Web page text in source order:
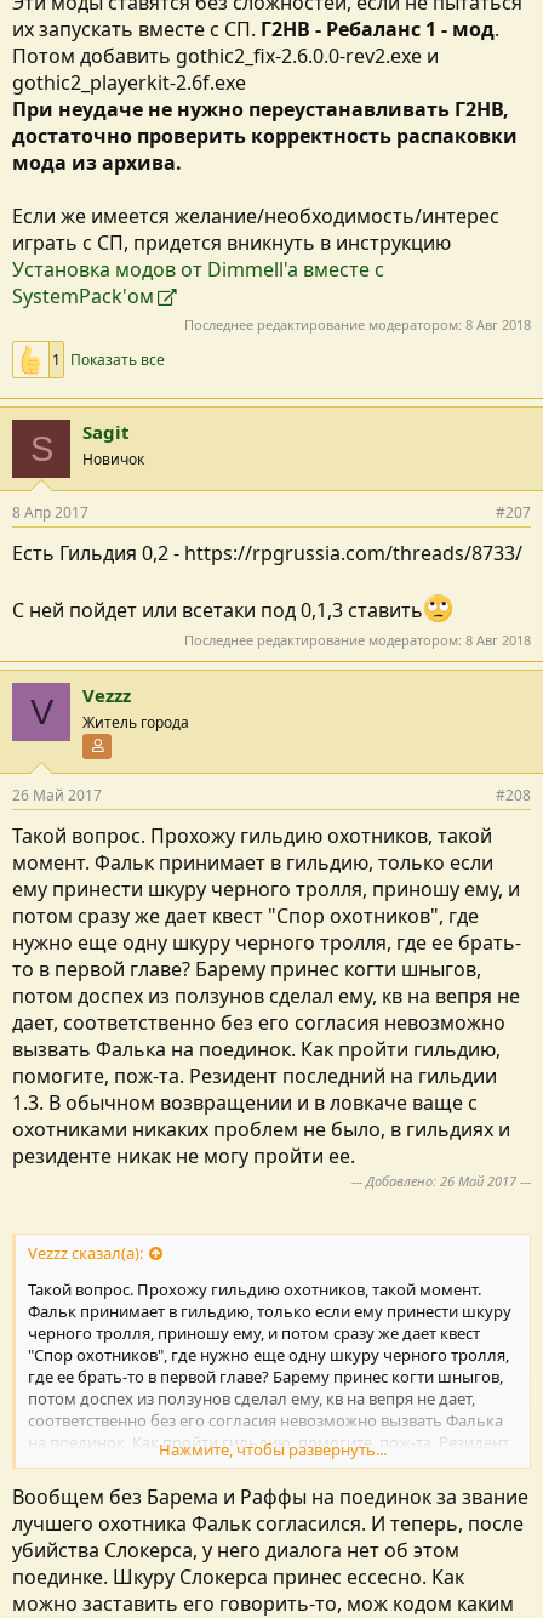
их запускать вместе с СП. Г2НВ - Ребаланс 1 - мод.
Потом добавить gothic2_fix-2.6.0.0-rev2.exe и
gothic2_playerkit-2.6f.exe
При неудаче не нужно переустанавливать Г2НВ,
достаточно проверить корректность распаковки
мода из архива.
Если же имеется желание/необходимость/интерес
играть с СП, придется вникнуть в инструкцию
Установка модов от Dimmell'a вместе с
SystemPack'ом
Последнее редактирование модератором: 8 Авг 2018
1 Показать все
S Sagit
Новичок
8 Апр 2017 #207
Есть Гильдия 0,2 - https://rpgrussia.com/threads/8733/
С ней пойдет или всетаки под 0,1,3 ставить
Последнее редактирование модератором: 8 Авг 2018
V Vezzz
Житель города
26 Май 2017 #208
Такой вопрос. Прохожу гильдию охотников, такой
момент. Фальк принимает в гильдию, только если
ему принести шкуру черного тролля, приношу ему, и
потом сразу же дает квест "Спор охотников", где
нужно еще одну шкуру черного тролля, где ее брать-
то в первой главе? Барему принес когти шныгов,
потом доспех из ползунов сделал ему, кв на вепря не
дает, соответственно без его согласия невозможно
вызвать Фалька на поединок. Как пройти гильдию,
помогите, пож-та. Резидент последний на гильдии
1.3. В обычном возвращении и в ловкаче ваще с
охотниками никаких проблем не было, в гильдиях и
резиденте никак не могу пройти ее.
--- Добавлено: 26 Май 2017 ---
Vezzz сказал(а):
Такой вопрос. Прохожу гильдию охотников, такой момент.
Фальк принимает в гильдию, только если ему принести шкуру
черного тролля, приношу ему, и потом сразу же дает квест
"Спор охотников", где нужно еще одну шкуру черного тролля,
где ее брать-то в первой главе? Барему принес когти шныгов,
потом доспех из ползунов сделал ему, кв на вепря не дает,
соответственно без его согласия невозможно вызвать Фалька
на поединок. Как пройти гильдию, помогите, пож-та. Резидент
последний на гильдии 1.3. В обычном возвращении и в
ловкаче ваще с охотниками никаких проблем не было, в
гильдиях и резиденте никак не могу пройти ее.
Нажмите, чтобы развернуть...
Вообщем без Барема и Раффы на поединок за звание
лучшего охотника Фальк согласился. И теперь, после
убийства Слокерса, у него диалога нет об этом
поединке. Шкуру Слокерса принес ессесно. Как
можно заставить его говорить-то, мож кодом каким